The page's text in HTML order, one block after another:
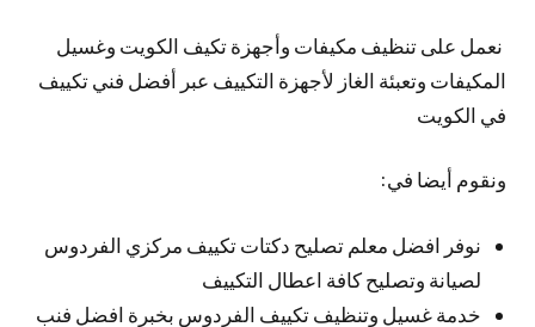
نعمل على تنظيف مكيفات وأجهزة تكيف الكويت وغسيل
المكيفات وتعبئة الغاز لأجهزة التكييف عبر أفضل فني تكييف
في الكويت
ونقوم أيضا في:
نوفر افضل معلم تصليح دكتات تكييف مركزي الفردوس
لصيانة وتصليح كافة اعطال التكييف
خدمة غسيل وتنظيف تكييف الفردوس بخبرة افضل فنب